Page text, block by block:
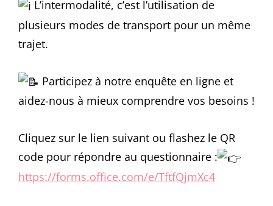
L’intermodalité, c’est l’utilisation de
plusieurs modes de transport pour un même
trajet.
Participez à notre enquête en ligne et
aidez-nous à mieux comprendre vos besoins !
Cliquez sur le lien suivant ou flashez le QR
code pour répondre au questionnaire :
https://forms.office.com/e/TftfQjmXc4